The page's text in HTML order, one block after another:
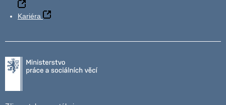
Kariéra